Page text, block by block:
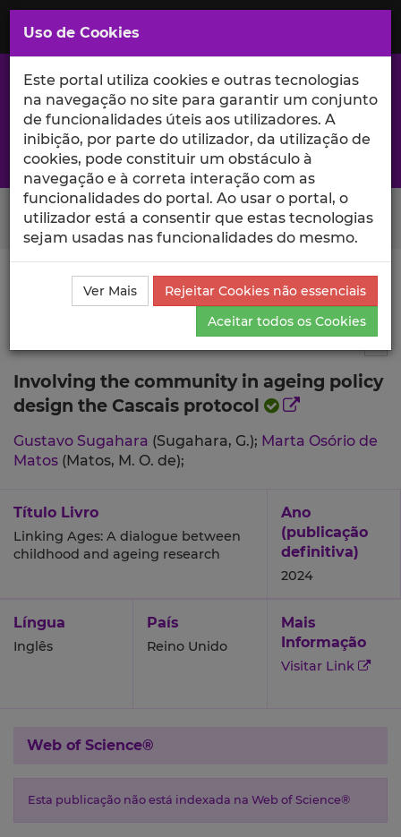
Saltar
para
Conteúdo
Principal
A excelência da investigação e ciência no Iscte
Search Button
Ciência_Iscte Publicações
Descrição Detalhada da
Publicação
Involving the community in ageing policy
design the Cascais protocol
Gustavo Sugahara (Sugahara, G.); Marta Osório de
Matos (Matos, M. O. de);
Título Livro
Linking Ages: A dialogue between
childhood and ageing research
Ano
(publicação
definitiva)
2024
Língua
Inglês
País
Reino Unido
Mais
Informação
Visitar Link
Web of Science®
Esta publicação não está indexada na Web of Science®
Uso de Cookies
Este portal utiliza cookies e outras tecnologias
na navegação no site para garantir um conjunto
de funcionalidades úteis aos utilizadores. A
inibição, por parte do utilizador, da utilização de
cookies, pode constituir um obstáculo à
navegação e à correta interação com as
funcionalidades do portal. Ao usar o portal, o
utilizador está a consentir que estas tecnologias
sejam usadas nas funcionalidades do mesmo.
Ver Mais
Rejeitar Cookies não essenciais
Aceitar todos os Cookies